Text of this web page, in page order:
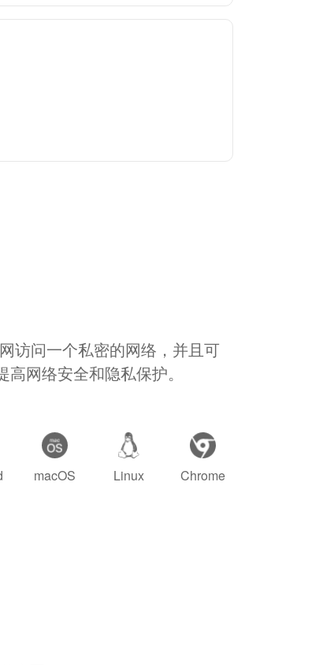
访问一个私密的网络，并且可
网络安全和隐私保护。
macOS Linux Chrome